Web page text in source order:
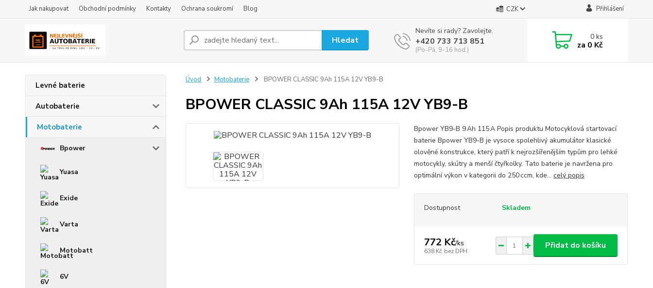
Jak nakupovat Obchodní podmínky Kontakty Ochrana soukromí Blog CZK Přihlášení
Hledat
Nevíte si rady? Zavolejte.
+420 733 713 851
(Po-Pá, 9-16 hod.)
0ks
za 0 Kč
Levné baterie
Autobaterie
Motobaterie
Bpower
Yuasa
Exide
Varta
Motobatt
6V
Úvod Motobaterie BPOWER CLASSIC 9Ah 115A 12V YB9-B
BPOWER CLASSIC 9Ah 115A 12V YB9-B
Bpower YB9-B 9 Ah 115 A Popis produktu Motocyklová startovací
baterie Bpower YB9-B je vysoce spolehlivý akumulátor klasické
olověné konstrukce, který patří k nejrozšířenějším typům pro lehké
motocykly, skútry a menší čtyřkolky. Tato baterie je navržena pro
optimální výkon v kategorii do 250 ccm, kde... celý popis
Dostupnost Skladem
772 Kč/ks
638 Kč bez DPH
Přidat do košíku